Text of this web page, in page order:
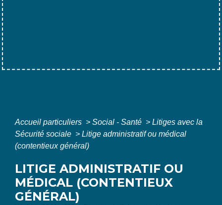
Accueil particuliers > Social - Santé > Litiges avec la
Sécurité sociale > Litige administratif ou médical
(contentieux général)
LITIGE ADMINISTRATIF OU
MÉDICAL (CONTENTIEUX
GÉNÉRAL)